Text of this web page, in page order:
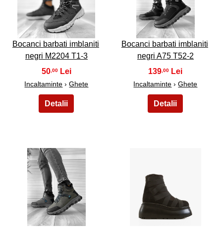
5
Bocanci barbati imblaniti
negri M2204 T1-3
50,00
Incaltaminte ›Ghete
6
Bocanci barbati imblaniti
negri A75 T52-2
139 ,00
Incaltaminte ›Ghete
7 8